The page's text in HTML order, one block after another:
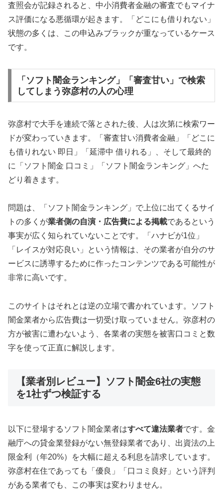
査照会が記録されると、中小消費者金融の審査でもマイナ
ス評価になる悪循環が起きます。「どこにも借りれない」
状態の多くは、この申込みブラックが重なっているケース
です。
「ソフト闇金ランキング」「審査甘い」で検索
してしまう弥彦村の人の心理
弥彦村で大手を連続で落とされた後、人は次第に検索ワー
ドが変わっていきます。「審査甘い消費者金融」「どこに
も借りれない 即日」「延滞中 借りれる」、そして最終的
に「ソフト闇金 口コミ」「ソフト闇金ランキング」へた
どり着きます。
問題は、「ソフト闇金ランキング」で上位に出てくるサイ
トの多くが業者側の自演・広告費による掲載であるという
事実が広く知られていないことです。「ハナビが1位」
「レイスが対応良い」という情報は、その業者が自分のサ
ービスに誘導するために作ったコンテンツである可能性が
非常に高いです。
このサイトはそれとは逆の立場で書かれています。ソフト
闇金業者から広告費は一切受け取っていません。弥彦村の
方が被害に遭わないよう、各業者の実態を被害口コミと数
字を使って正直に解説します。
【業者別レビュー】ソフト闇金6社の実態
を1社ずつ検証する
以下に登場するソフト闇金業者はすべて違法業者です。金
融庁への貸金業登録がない無登録業者であり、出資法の上
限金利（年20%）を大幅に超える利息を請求しています。
弥彦村在住であっても「優良」「口コミ良好」という評判
がある業者でも、この事実は変わりません。